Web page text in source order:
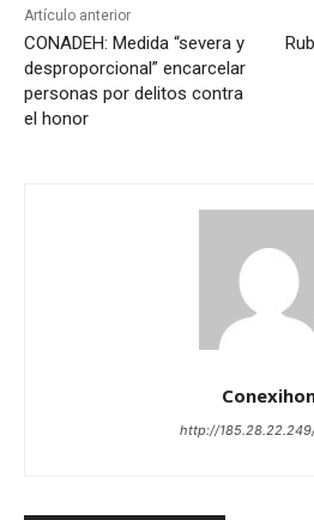
Artículo anterior
CONADEH: Medida “severa y
desproporcional” encarcelar
personas por delitos contra
el honor
http://